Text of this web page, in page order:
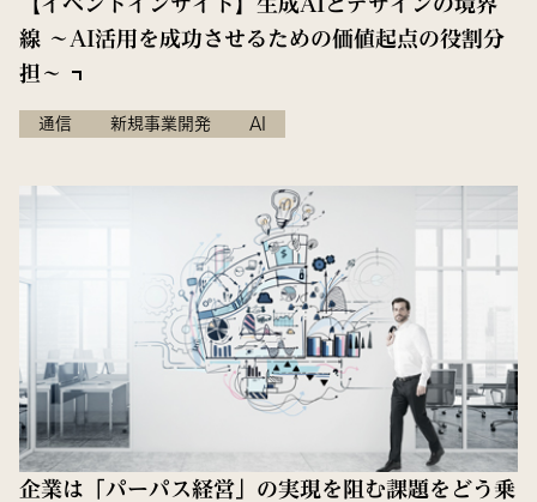
線 ～AI活用を成功させるための価値起点の役割分
担～
通信 新規事業開発 AI
企業は「パーパス経営」の実現を阻む課題をどう乗